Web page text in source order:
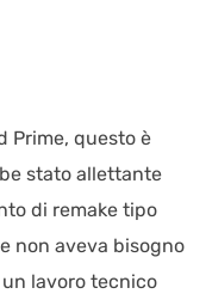
Prime, questo è
stato allettante
di remake tipo
non aveva bisogno
lavoro tecnico